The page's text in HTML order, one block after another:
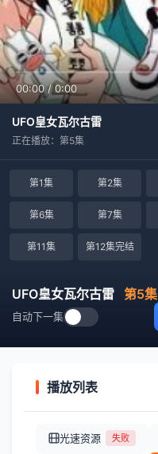
00:00/0:00
UFO皇女瓦尔古雷
正在播放：第5集
第1集 第2集
第6集 第7集
第11集 第12集完结
UFO皇女瓦尔古雷 第5集
自动下一集
播放列表
光速资源 失败